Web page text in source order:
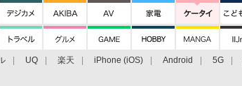
UQ 楽天 iPhone (iOS) Android 5G